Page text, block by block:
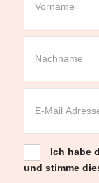
Ich habe
und stimme